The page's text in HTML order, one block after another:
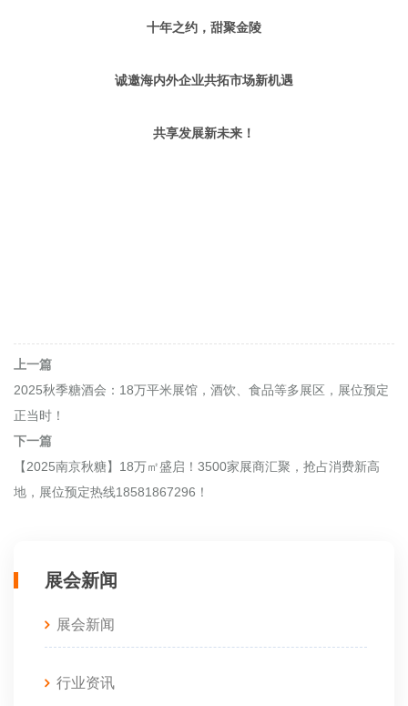
十年之约，甜聚金陵
诚邀海内外企业共拓市场新机遇
共享发展新未来！
上一篇
2025秋季糖酒会：18万平米展馆，酒饮、食品等多展区，展位预定
正当时！
下一篇
【2025南京秋糖】18万㎡盛启！3500家展商汇聚，抢占消费新高
地，展位预定热线18581867296！
展会新闻
展会新闻
行业资讯